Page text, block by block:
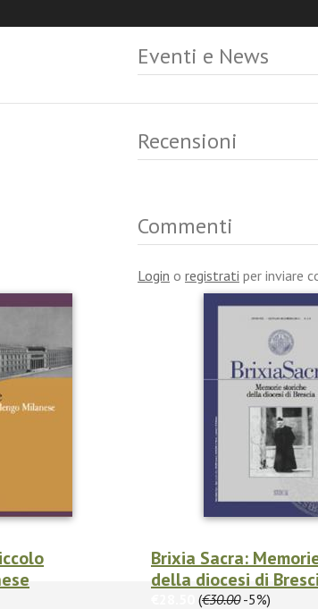
Eventi e News
Recensioni
Commenti
Login o registrati per inviare
Brixia Sacra:
della diocesi di
(€30.00-5%)